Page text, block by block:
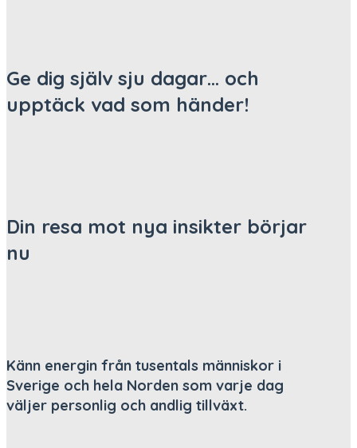
Ge dig själv sju dagar… och
upptäck vad som händer!
Din resa mot nya insikter börjar
nu
Känn energin från tusentals människor i
Sverige och hela Norden som varje dag
väljer personlig och andlig tillväxt.